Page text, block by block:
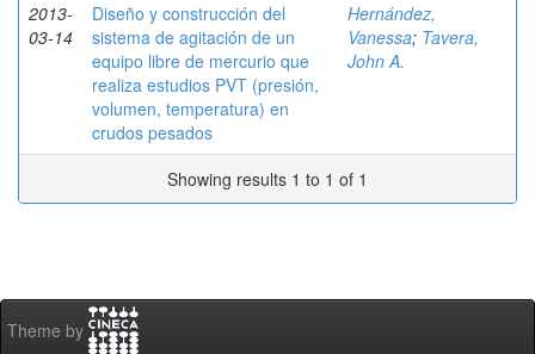
2013-
03-14
Diseño y construcción del
sistema de agitación de un
equipo libre de mercurio que
realiza estudios PVT (presión,
volumen, temperatura) en
crudos pesados
Hernández,
Vanessa; Tavera,
John A.
Showing results 1 to 1 of 1
Theme by